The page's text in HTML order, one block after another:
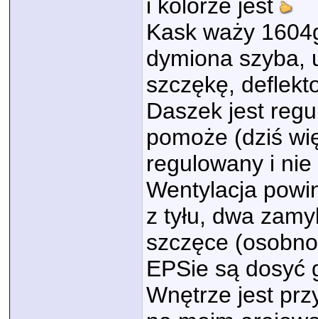
i kolorze jest
Kask waży
dymiona szyba,
szczękę,
Daszek jest
pomoże (dziś
regulowany i
Wentylacja
z tyłu, dwa
szczęce
EPSie są dosyć
Wnętrze jest